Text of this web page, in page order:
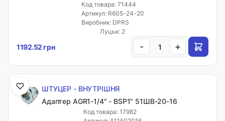
Код товара: 71444
Артикул: R605-24-20
Виробник: DPRS
Луцьк: 2
1192.52 грн - +
ШТУЦЕР - ВНУТРІШНЯ
Адаптер AGR1-1/4" - BSP1" 51ШВ-20-16
Код товара: 17982